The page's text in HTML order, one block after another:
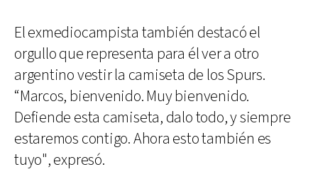
El exmediocampista también destacó el
orgullo que representa para él ver a otro
argentino vestir la camiseta de los Spurs.
“Marcos, bienvenido. Muy bienvenido.
Defiende esta camiseta, dalo todo, y siempre
estaremos contigo. Ahora esto también es
tuyo", expresó.